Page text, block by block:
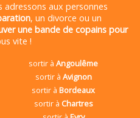
adressons aux personnes
, un divorce ou un
une bande de copains pour
vite !
sortir àAngoulême
sortir à Avignon
sortir àBordeaux
sortir à Chartres